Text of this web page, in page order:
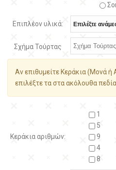
Επιπλέον υλικά:
Σχήμα Τούρτας
Αν επιθυμείτε Κεράκια (Μονά ή
επιλέξτε τα στα ακόλουθα
Κεράκια αριθμών:
1
5
9
4
8